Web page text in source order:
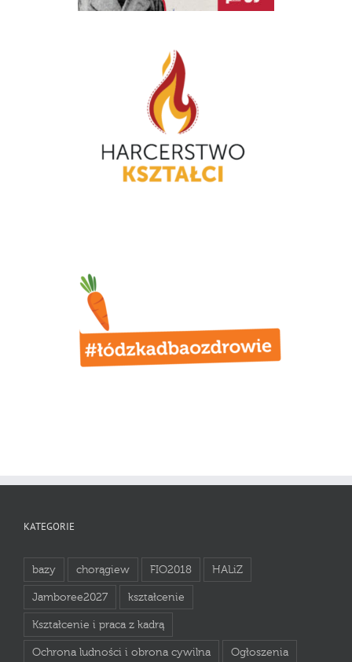
KATEGORIE
bazy chorągiew FIO2018 HALiZ
Jamboree2027 kształcenie
Kształcenie i praca z kadrą
Ochrona ludności i obrona cywilna Ogłoszenia